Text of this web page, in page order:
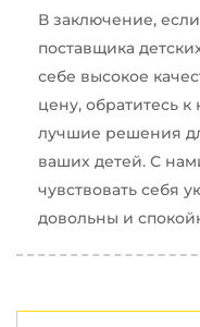
В заключение,
поставщика
себе высокое
цену, обратитесь
лучшие решения
ваших детей. С
чувствовать себя
довольны и